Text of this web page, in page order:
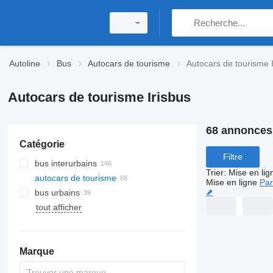
Autoline Bus Autocars de tourisme Autocars de tourisme
Autocars de tourisme Irisbus
Catégorie
bus interurbains
autocars de tourisme
bus urbains
tout afficher
Marque
68
Filtre
Trier: Mise en
Mise en ligne
⬈